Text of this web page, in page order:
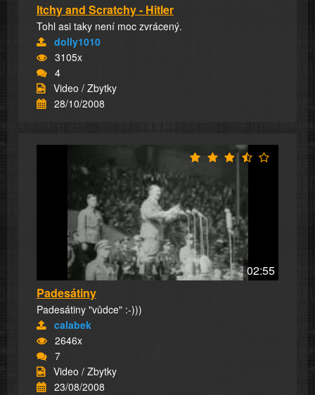
Itchy and Scratchy - Hitler
Tohl asi taky není moc zvrácený.
dolly1010
3105x
4
Video / Zbytky
28/10/2008
02:55
Padesátiny
Padesátiny "vůdce" :-)))
calabek
2646x
7
Video / Zbytky
23/08/2008